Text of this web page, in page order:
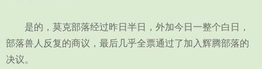
是的，莫克部落经过昨日半日，外加今日一整个白日，
部落兽人反复的商议，最后几乎全票通过了加入辉腾部落的
决议。